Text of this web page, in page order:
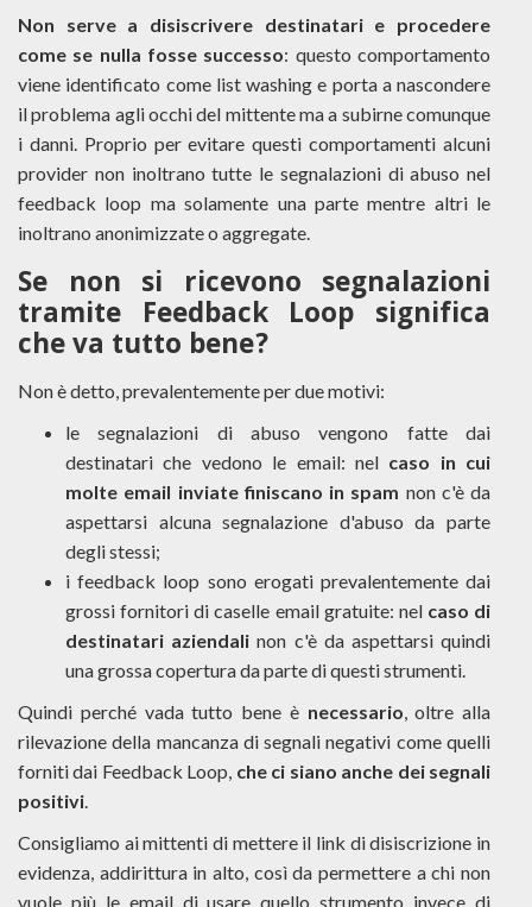
Non serve a disiscrivere destinatari e procedere
come se nulla fosse successo: questo comportamento
viene identificato come list washing e porta a nascondere
il problema agli occhi del mittente ma a subirne comunque
i danni. Proprio per evitare questi comportamenti alcuni
provider non inoltrano tutte le segnalazioni di abuso nel
feedback loop ma solamente una parte mentre altri le
inoltrano anonimizzate o aggregate.
Se non si ricevono segnalazioni
tramite Feedback Loop significa
che va tutto bene?
Non è detto, prevalentemente per due motivi:
le segnalazioni di abuso vengono fatte dai
destinatari che vedono le email: nel caso in cui
molte email inviate finiscano in spam non c'è da
aspettarsi alcuna segnalazione d'abuso da parte
degli stessi;
i feedback loop sono erogati prevalentemente dai
grossi fornitori di caselle email gratuite: nel caso di
destinatari aziendali non c'è da aspettarsi quindi
una grossa copertura da parte di questi strumenti.
Quindi perché vada tutto bene è necessario, oltre alla
rilevazione della mancanza di segnali negativi come quelli
forniti dai Feedback Loop, che ci siano anche dei segnali
positivi.
Consigliamo ai mittenti di mettere il link di disiscrizione in
evidenza, addirittura in alto, così da permettere a chi non
vuole più le email di usare quello strumento invece di